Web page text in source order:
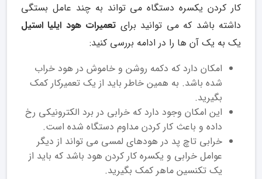
کار کردن یکسره دستگاه می تواند به چند عامل بستگی
داشته باشد که می توانید برای تعمیرات هود ایلیا استیل
یک به یک آن ها را در ادامه بررسی کنید:
امکان دارد که دکمه روشن و خاموش در هود خراب
شده باشد. به همین خاطر باید از یک تعمیرکار کمک
بگیرید.
این امکان وجود دارد که خرابی در برد الکترونیکی رخ
داده و باعث کار کردن مداوم دستگاه شده است.
خرابی تاچ پد در هودهای لمسی می تواند از دیگر
عوامل خرابی و یکسره کار کردن هود باشد که باید از
یک تکنسین ماهر کمک بگیرید.